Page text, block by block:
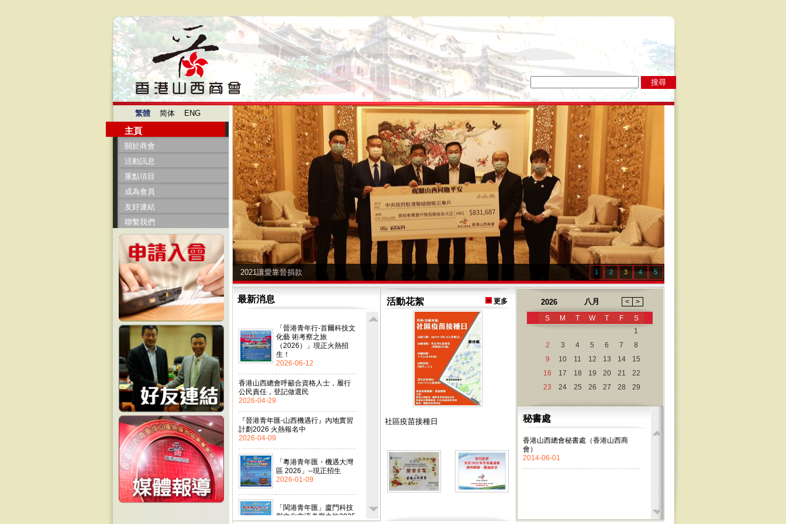
繁體 简体 ENG
主頁
關於商會
活動訊息
重點項目
成為會員
友好連結
聯繫我們
2021讓愛靠晉捐款 1 2 3 4 5
最新消息
「晉港青年行-首爾科技文
化藝 術考察之旅
（2026）」現正火熱招
生！
2026-06-12
香港山西總會呼籲合資格人士，履行
公民責任，登記做選民
2026-04-29
『晉港青年匯-山西機遇行』內地實習
計劃2026 火熱報名中
2026-04-09
「粵港青年匯・機遇大灣
區 2026」--現正招生
2026-01-09
「閩港青年匯」廈門科技
與文化交流考察之旅2025
活動花絮 更多
社區疫苗接種日 秘書處
香港山西總會秘書處（香港山西商
會）
2014-06-01